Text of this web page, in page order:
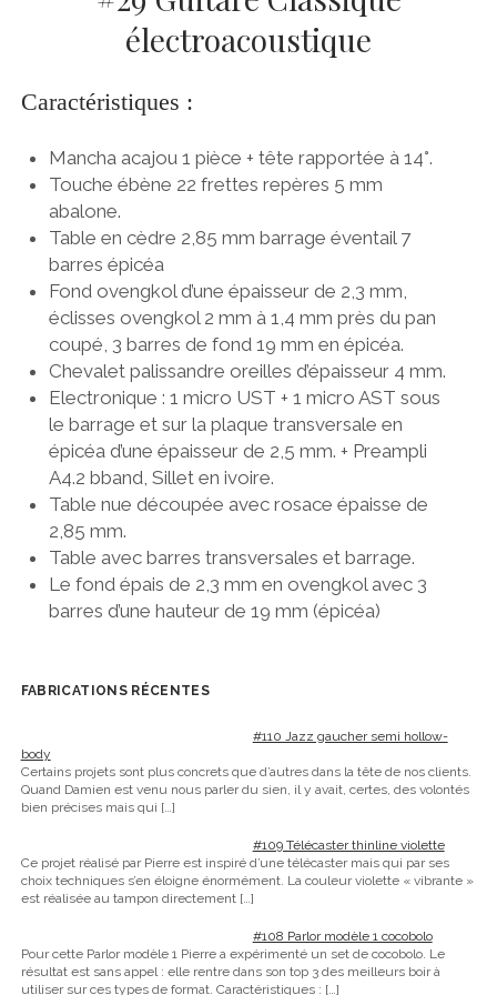
électroacoustique
Caractéristiques :
Mancha acajou 1 pièce + tête rapportée à 14°.
Touche ébène 22 frettes repères 5 mm
abalone.
Table en cèdre 2,85 mm barrage éventail 7
barres épicéa
Fond ovengkol d’une épaisseur de 2,3 mm,
éclisses ovengkol 2 mm à 1,4 mm près du pan
coupé, 3 barres de fond 19 mm en épicéa.
Chevalet palissandre oreilles d’épaisseur 4 mm.
Electronique : 1 micro UST + 1 micro AST sous
le barrage et sur la plaque transversale en
épicéa d’une épaisseur de 2,5 mm. + Preampli
A4.2 bband, Sillet en ivoire.
Table nue découpée avec rosace épaisse de
2,85 mm.
Table avec barres transversales et barrage.
Le fond épais de 2,3 mm en ovengkol avec 3
barres d’une hauteur de 19 mm (épicéa)
FABRICATIONS RÉCENTES
#110 Jazz gaucher semi hollow-
body
Certains projets sont plus concrets que d’autres dans la tête de nos clients.
Quand Damien est venu nous parler du sien, il y avait, certes, des volontés
bien précises mais qui […]
#109 Télécaster thinline violette
Ce projet réalisé par Pierre est inspiré d’une télécaster mais qui par ses
choix techniques s’en éloigne énormément. La couleur violette « vibrante »
est réalisée au tampon directement […]
#108 Parlor modèle 1 cocobolo
Pour cette Parlor modèle 1 Pierre a expérimenté un set de cocobolo. Le
résultat est sans appel : elle rentre dans son top 3 des meilleurs boir à
utiliser sur ces types de format. Caractéristiques : […]